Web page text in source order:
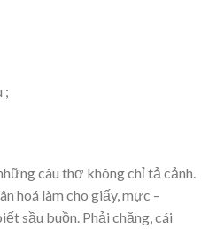
;
câu thơ không chỉ tả cảnh.
hoá làm cho giấy, mực –
sầu buồn. Phải chăng, cái